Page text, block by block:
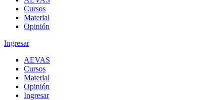
Cursos
Material
Opinión
Ingresar
AEVAS
Cursos
Material
Opinión
Ingresar